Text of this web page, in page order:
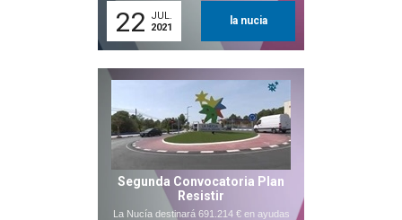
22
JUL.
2021
la nucia
Segunda Convocatoria Plan
Resistir
La Nucía destinará 691.214 € en ayudas